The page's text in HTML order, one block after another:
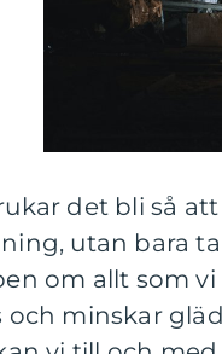
det bli så
utan bara
om allt som
och minskar